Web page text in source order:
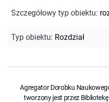
Szczegółowy typ obiektu:
Typ obiektu: Rozdział
Agregator Dorobku
tworzony jest przez